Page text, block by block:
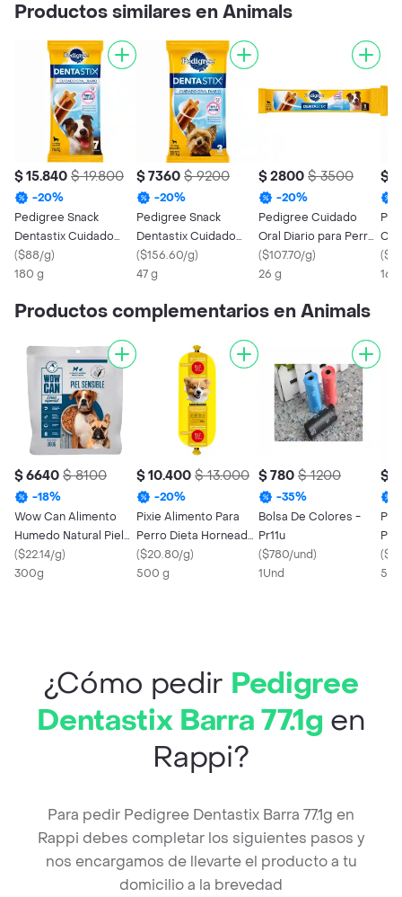
Productos similares en Animals
$ 15.840 $ 19.800
-20%
Pedigree Snack
Dentastix Cuidado
Oral para Perro Adulto
Mediana
($88/g)
180 g
$ 7360 $ 9200
-20%
Pedigree Snack
Dentastix Cuidado
Oral para Perro Raza
Pequeña
($156.60/g)
47 g
$ 2800 $ 3500
-20%
Pedigree Cuidado
Oral Diario para Perro
DentaStix
($107.70/g)
26 g
$
(
16 g
Productos complementarios en Animals
$ 6640 $ 8100
-18%
Wow Can Alimento
Humedo Natural Piel
Sensible 300g
($22.14/g)
300g
$ 10.400 $ 13.000
-20%
Pixie Alimento Para
Perro Dieta Horneada
Pollo
($20.80/g)
500 g
$ 780 $ 1200
-35%
Bolsa De Colores -
Pr11u
($780/und)
1Und
$
(
¿Cómo pedir Pedigree
Dentastix Barra 77.1g en
Rappi?
Para pedir Pedigree Dentastix Barra 77.1g en
Rappi debes completar los siguientes pasos y
nos encargamos de llevarte el producto a tu
domicilio a la brevedad